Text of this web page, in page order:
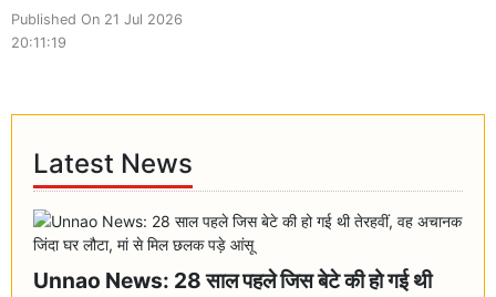
Published On 21 Jul 2026
20:11:19
Latest News
Unnao News: 28 साल पहले जिस बेटे की हो गई थी